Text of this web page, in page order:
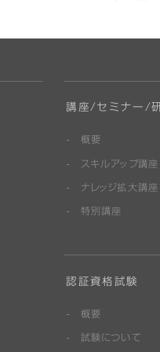
講座/セミナー/
概要
スキルアップ講座
ナレッジ拡大講座
特別講座
認証資格試験
概要
試験について